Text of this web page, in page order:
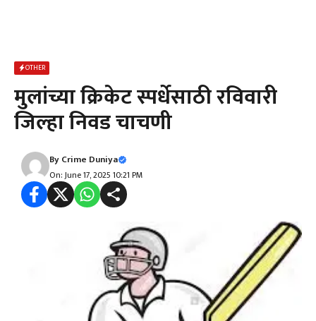
OTHER
मुलांच्या क्रिकेट स्पर्धेसाठी रविवारी
जिल्हा निवड चाचणी
ByCrime Duniya
On: June 17, 2025 10:21 PM